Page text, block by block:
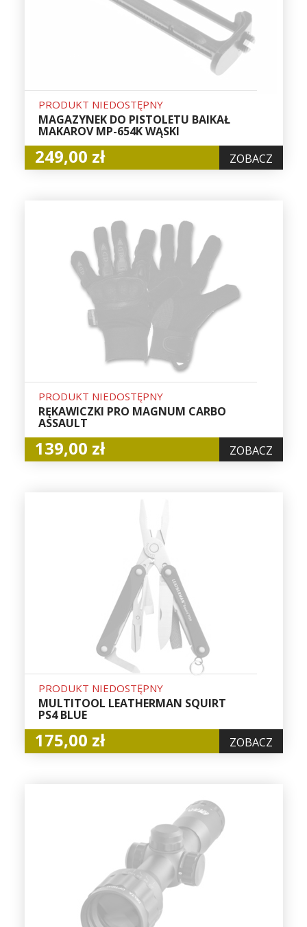
PRODUKT NIEDOSTĘPNY
MAGAZYNEK DO PISTOLETU BAIKAŁ
MAKAROV MP-654K WĄSKI
249,00 zł ZOBACZ
PRODUKT NIEDOSTĘPNY
RĘKAWICZKI PRO MAGNUM CARBO
ASSAULT
139,00 zł ZOBACZ
PRODUKT NIEDOSTĘPNY
MULTITOOL LEATHERMAN SQUIRT
PS4 BLUE
175,00 zł ZOBACZ